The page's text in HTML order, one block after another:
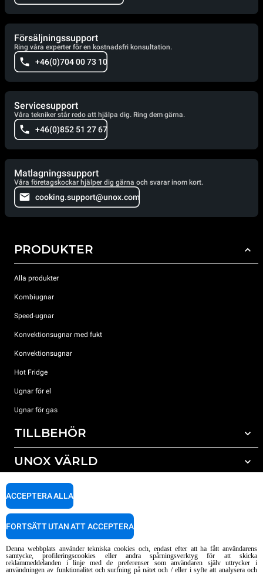
Försäljningssupport
Ring våra experter för en kostnadsfri konsultation.
+46(0)704 00 73 10
Servicesupport
Våra tekniker står redo att hjälpa dig. Ring dem gärna.
+46(0)852 51 27 67
Matlagningssupport
Våra företagskockar hjälper dig gärna och svarar inom kort.
cooking.support@unox.com
PRODUKTER
Alla produkter
Kombiugnar
Speed-ugnar
Konvektionsugnar med fukt
Konvektionsugnar
Hot Fridge
Ugnar för el
Ugnar för gas
TILLBEHÖR
Alla tillbehör
Rengöringsmedel för mauell rengöring
Vattenbehandling med omvänd osmosisk
UNOX VÄRLD
Våra kontor runt om i världen
SUPPORT
HITTA SERVICECENTER
AI Content Disclaimer
Privacy policy Cookie policy
Denna webbplats använder tekniska cookies och, endast efter att ha fått användarens
samtycke, profileringscookies eller andra spårningsverktyg för att skicka
reklammeddelanden i linje med de preferenser som användaren själv uttrycker i
användningen av funktionalitet och surfning på nätet och / eller i syfte att analysera och
ACCEPTERA ALLA
FORTSÄTT UTAN ATT ACCEPTERA